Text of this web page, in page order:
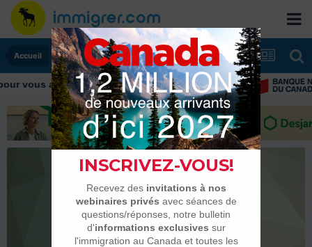
Accueil
vous aider tout au long de votre transition
Aeris24
Membres